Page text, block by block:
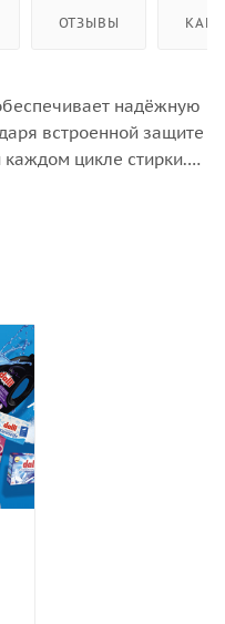
ОТЗЫВЫ КАК
надёжную
встроенной защите
каждом цикле стирки.
энергию и защищает
тканей с активной
защиты цвета,
шерсти и шёлка!!!
и сияющими даже
дополнительных
запах